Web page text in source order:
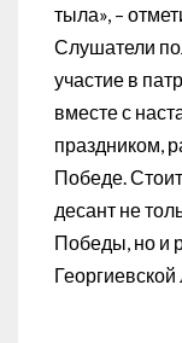
тыла», –
Слушатели
участие в
вместе с
праздником,
Победе.
десант не
Победы, но и